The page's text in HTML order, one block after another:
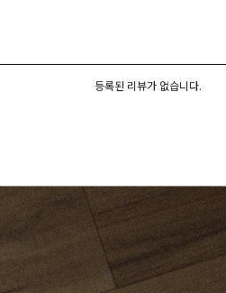
등록된 리뷰가 없습니다.